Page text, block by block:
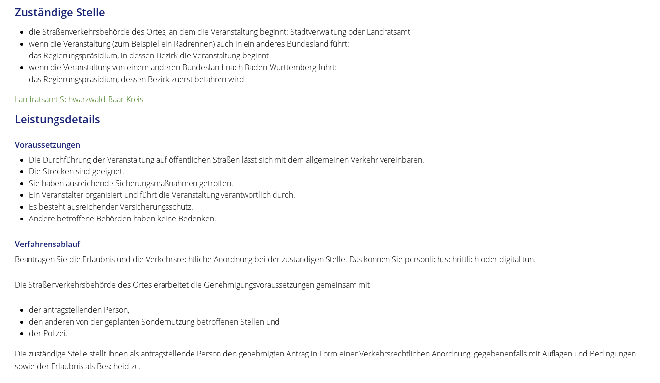
Zuständige Stelle
die Straßenverkehrsbehörde des Ortes, an dem die Veranstaltung beginnt: Stadtverwaltung oder Landratsamt
wenn die Veranstaltung (zum Beispiel ein Radrennen) auch in ein anderes Bundesland führt:
das Regierungspräsidium, in dessen Bezirk die Veranstaltung beginnt
wenn die Veranstaltung von einem anderen Bundesland nach Baden-Württemberg führt:
das Regierungspräsidium, dessen Bezirk zuerst befahren wird
Landratsamt Schwarzwald-Baar-Kreis
Leistungsdetails
Voraussetzungen
Die Durchführung der Veranstaltung auf öffentlichen Straßen lässt sich mit dem allgemeinen Verkehr vereinbaren.
Die Strecken sind geeignet.
Sie haben ausreichende Sicherungsmaßnahmen getroffen.
Ein Veranstalter organisiert und führt die Veranstaltung verantwortlich durch.
Es besteht ausreichender Versicherungsschutz.
Andere betroffene Behörden haben keine Bedenken.
Verfahrensablauf
Beantragen Sie die Erlaubnis und die Verkehrsrechtliche Anordnung bei der zuständigen Stelle. Das können Sie persönlich, schriftlich oder digital tun.
Die Straßenverkehrsbehörde des Ortes erarbeitet die Genehmigungsvoraussetzungen gemeinsam mit
der antragstellenden Person,
den anderen von der geplanten Sondernutzung betroffenen Stellen und
der Polizei.
Die zuständige Stelle stellt Ihnen als antragstellende Person den genehmigten Antrag in Form einer Verkehrsrechtlichen Anordnung, gegebenenfalls mit Auflagen und Bedingungen
sowie der Erlaubnis als Bescheid zu.